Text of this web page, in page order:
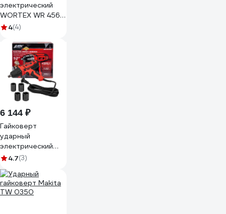
электрический
WORTEX WR 4560
400 Н*м, 450 Вт,
чемодане 1335689
4(4)
6 144 ₽
Гайковерт
ударный
электрический
JBC 1/2 450Вт
IW550S(65917)
4.7(3)